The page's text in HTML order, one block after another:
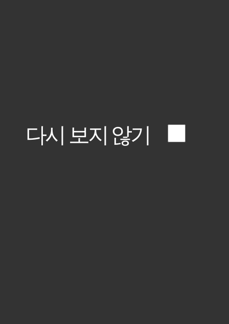
다시 보지 않기